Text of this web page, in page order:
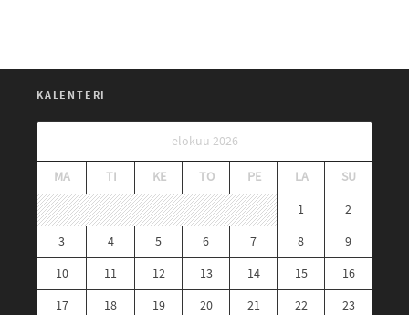
KALENTERI
elokuu 2026
MA TI KE TO PE LA
SU
1
2
3
4 5 6 7 8
9
10
11 12 13 14 15
16
17
18 19 20 21 22
23